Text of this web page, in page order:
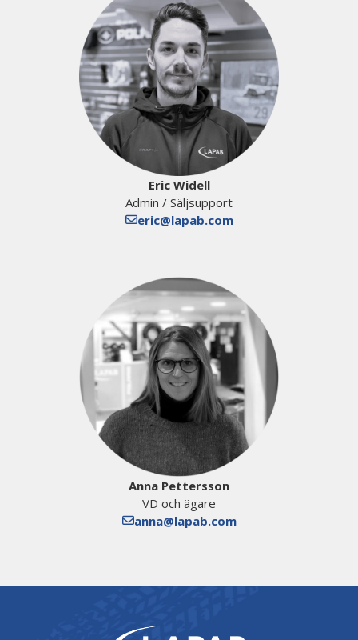
Eric Widell
Admin / Säljsupport
eric@lapab.com
Anna Pettersson
VD och ägare
anna@lapab.com